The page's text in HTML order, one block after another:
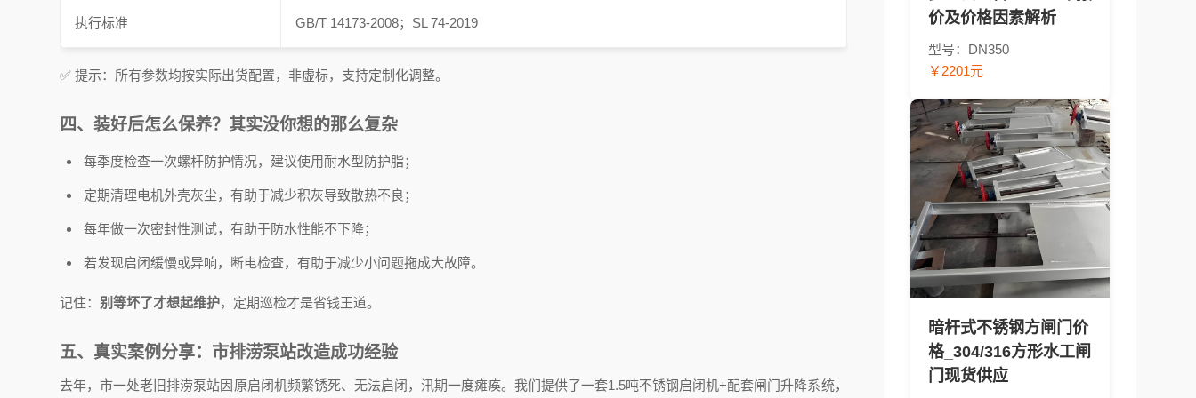
执行标准 GB/T 14173-2008；SL 74-2019
✅ 提示：所有参数均按实际出货配置，非虚标，支持定制化调整。
四、装好后怎么保养？其实没你想的那么复杂
每季度检查一次螺杆防护情况，建议使用耐水型防护脂；
定期清理电机外壳灰尘，有助于减少积灰导致散热不良；
每年做一次密封性测试，有助于防水性能不下降；
若发现启闭缓慢或异响，断电检查，有助于减少小问题拖成大故障。
记住：别等坏了才想起维护，定期巡检才是省钱王道。
五、真实案例分享：市排涝泵站改造成功经验
去年，市一处老旧排涝泵站因原启闭机频繁锈死、无法启闭，汛期一度瘫痪。我们提供了一套1.5吨不锈钢启闭机+配套闸门升降系统，
价及价格因素解析
型号：DN350
￥2201元
暗杆式不锈钢方闸门价
格_304/316方形水工闸
门现货供应